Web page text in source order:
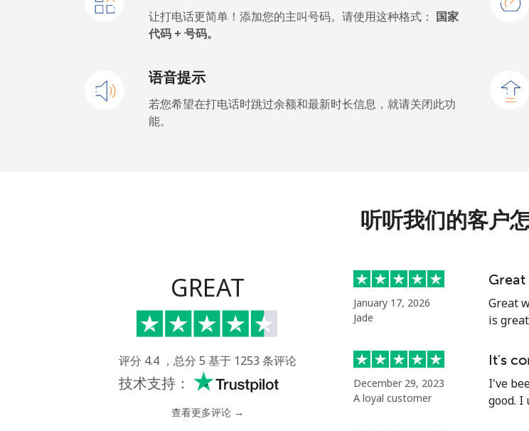
Togo
手机 ⁦54.5c⁩ 9 分
手机
Trinidad And Tobago
座机 47
手机 15
让打电话更简单！添加您的主叫号码。请使用这种格式： 国家
代码 + 号码。
语音提示
若您希望在打电话时跳过余额和最新时长信息，就请关闭此功
能。
听听我们的客户
GREAT
评分 4.4 ，总分 5 基于 1253 条评论
技术支持：
查看更多评论 →
January 17, 2026
Jade
Great
Great
is great.
December 29, 2023
A loyal customer
It's
I've
good. I